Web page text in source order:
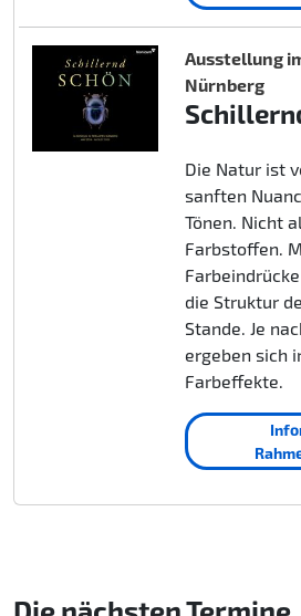
Ausstellung
Nürnberg
Die Natur ist
sanften
Tönen. Nicht
Farbstoffen.
die Struktur
Stande. Je
ergeben sich
Farbeffekte.